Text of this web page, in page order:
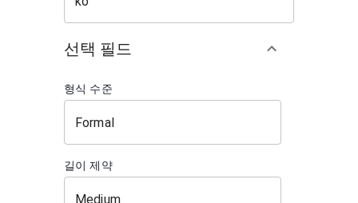
선택 필드
형식 수준
길이 제약